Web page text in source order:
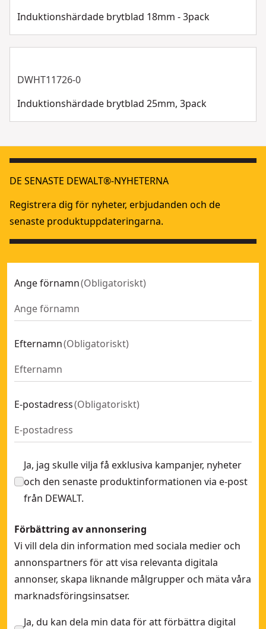
Induktionshärdade brytblad 18mm - 3pack
DWHT11726-0
Induktionshärdade brytblad 25mm, 3pack
DE SENASTE DEWALT®-NYHETERNA
Registrera dig för nyheter, erbjudanden och de
senaste produktuppdateringarna.
Ange förnamn(Obligatoriskt)
Efternamn(Obligatoriskt)
E-postadress(Obligatoriskt)
Ja, jag skulle vilja få exklusiva kampanjer, nyheter
och den senaste produktinformationen via e-post
från DEWALT.
Förbättring av annonsering
Vi vill dela din information med sociala medier och
annonspartners för att visa relevanta digitala
annonser, skapa liknande målgrupper och mäta våra
marknadsföringsinsatser.
Ja, du kan dela min data för att förbättra digital